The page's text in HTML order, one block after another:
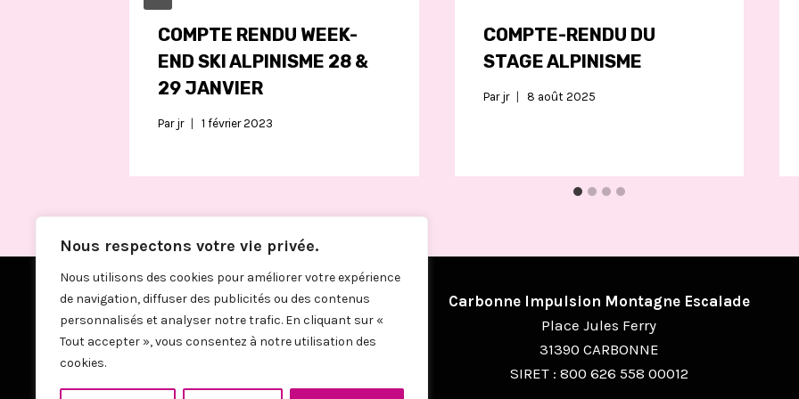
Nous respectons votre vie privée.
Nous utilisons des cookies pour améliorer votre expérience
de navigation, diffuser des publicités ou des contenus
personnalisés et analyser notre trafic. En cliquant sur «
Tout accepter », vous consentez à notre utilisation des
cookies.
COMPTE RENDU WEEK-
END SKI ALPINISME 28 &
29 JANVIER
Par jr 1 février 2023
COMPTE-RENDU DU
STAGE ALPINISME
Par jr 8 août 2025
Carbonne Impulsion Montagne Escalade
Place Jules Ferry
31390 CARBONNE
SIRET : 800 626 558 00012